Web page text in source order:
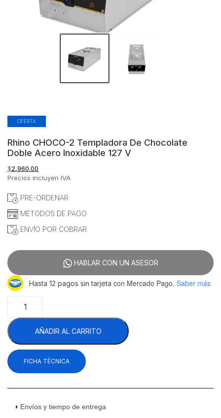
OFERTA
Rhino CHOCO-2 Templadora De Chocolate
Doble Acero Inoxidable 127 V
$2,960.00
Precios incluyen IVA
PRE-ORDENAR
MÉTODOS DE PAGO
ENVÍO POR COBRAR
HABLAR CON UN ASESOR
Hasta 12 pagos sin tarjeta con Mercado Pago. Saber más
CHOCO-
2
Templadora
De
Chocolate
Doble
Acero
AÑADIR AL CARRITO
FICHA TÉCNICA
Envíos y tiempo de entrega